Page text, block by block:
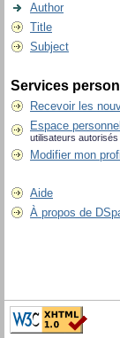
Author
Title
Subject
Services
Recevoir les
Espace personnel
utilisateurs autorisés
Modifier mon profil
Aide
À propos de